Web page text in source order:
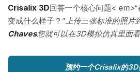
Crisalix 3D回答一个核心问题<
变成什么样子？” 上传三张标准的照片
Chaves您就可以在3D模拟仿真里面看
预约一个Crisalix的3D